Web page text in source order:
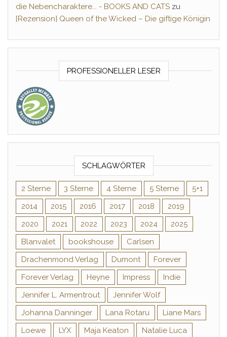
die Nebencharaktere... - BOOKS AND CATS zu
[Rezension] Queen of the Wicked – Die giftige Königin
PROFESSIONELLER LESER
SCHLAGWÖRTER
2 Sterne 3 Sterne 4 Sterne 5 Sterne
5+1
2014
2015 2016 2017 2018
2019
2020
2021 2022 2023 2024
2025
Blanvalet
bookshouse
Carlsen
Drachenmond Verlag
Dumont
Forever
Forever Verlag
Heyne Impress
Indie
Jennifer L. Armentrout
Jennifer Wolf
Johanna Danninger
Lana Rotaru
Liane Mars
Loewe
LYX Maja Keaton
Natalie Luca